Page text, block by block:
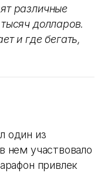
различные
долларов.
и где бегать,
один из
нем участвовало
привлек